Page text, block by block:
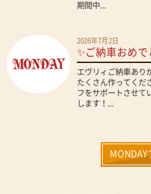
期間中...
2026年7月2日
✨ご納車おめ
エヴリィご納車あり
たくさん作ってくだ
フをサポートさせて
します！...